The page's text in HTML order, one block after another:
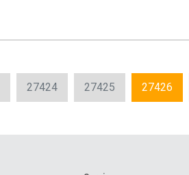
27424 27425 27426